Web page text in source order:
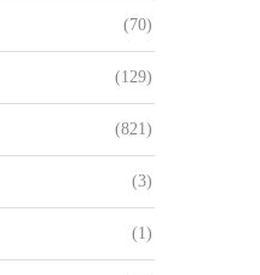
(70)
(129)
(821)
(3)
(1)